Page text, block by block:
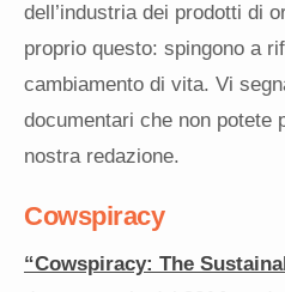
dell’industria dei prodotti di
proprio questo: spingono a
cambiamento di vita. Vi
documentari che non potete
nostra redazione.
Cowspiracy
“Cowspiracy: The